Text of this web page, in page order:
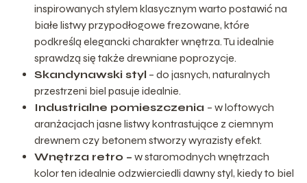
inspirowanych stylem klasycznym warto postawić na
białe listwy przypodłogowe frezowane, które
podkreślą elegancki charakter wnętrza. Tu idealnie
sprawdzą się także drewniane poprozycje.
Skandynawski styl – do jasnych, naturalnych
przestrzeni biel pasuje idealnie.
Industrialne pomieszczenia – w loftowych
aranżacjach jasne listwy kontrastujące z ciemnym
drewnem czy betonem stworzy wyrazisty efekt.
Wnętrza retro – w staromodnych wnętrzach
kolor ten idealnie odzwierciedli dawny styl, kiedy to biel